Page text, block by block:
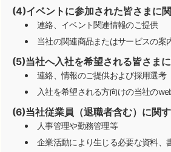
(4)イベントに参加された皆さまに
連絡、イベント関連情報のご提供
当社の関連商品またはサービスの案
(5)当社へ入社を希望される皆さま
連絡、情報のご提供および採用選考
入社を希望される方向けの当社の
(6)当社従業員（退職者含む）に関
人事管理や勤務管理等
企業活動により生じる必要な資料、